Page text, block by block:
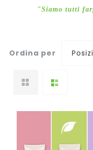
"Siamo tutti
Ordina per
Aggiungi al